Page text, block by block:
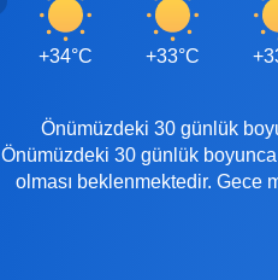
+34°C +33°C
Önümüzdeki 30 günlük
Önümüzdeki 30 günlük boyunca
olması beklenmektedir. Gece